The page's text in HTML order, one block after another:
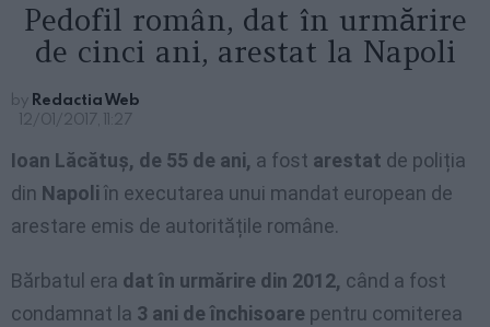
Pedofil român, dat în urmărire
de cinci ani, arestat la Napoli
by Redactia Web
12/01/2017, 11:27
Ioan Lăcătuș, de 55 de ani, a fost arestat de poliția
din Napoli în executarea unui mandat european de
arestare emis de autoritățile române.
Bărbatul era dat în urmărire din 2012, când a fost
condamnat la 3 ani de închisoare pentru comiterea